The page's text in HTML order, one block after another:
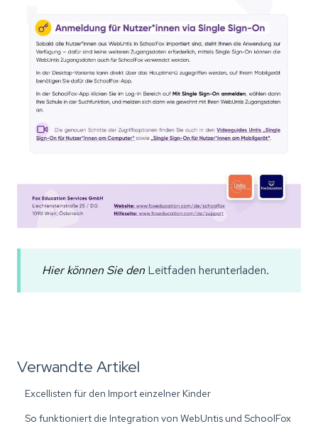
Hier können Sie den Leitfaden herunterladen.
Verwandte Artikel
Excellisten für den Import einzelner Kinder
So funktioniert die Integration von WebUntis und SchoolFox